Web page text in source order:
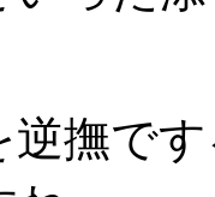
撫で